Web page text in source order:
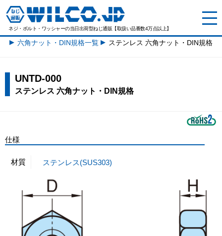
ネジ・ボルト・ワッシャーの当日出荷型ねじ通販【取扱い品番数4万点以上】
六角ナット・DIN規格一覧 ステンレス 六角ナット・DIN規格
UNTD-000
ステンレス 六角ナット・DIN規格
仕様
材質 ステンレス(SUS303)